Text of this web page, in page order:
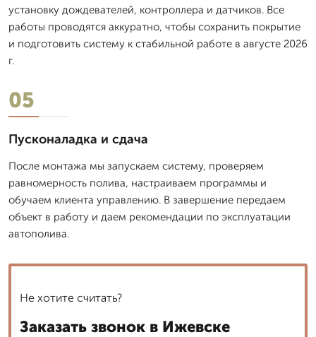
установку дождевателей, контроллера и датчиков. Все
работы проводятся аккуратно, чтобы сохранить покрытие
и подготовить систему к стабильной работе в августе 2026
г.
05
Пусконаладка и сдача
После монтажа мы запускаем систему, проверяем
равномерность полива, настраиваем программы и
обучаем клиента управлению. В завершение передаем
объект в работу и даем рекомендации по эксплуатации
автополива.
Не хотите считать?
Заказать звонок в Ижевске